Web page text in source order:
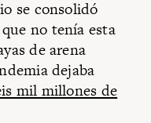
se consolidó
no tenía esta
de arena
dejaba
mil millones de